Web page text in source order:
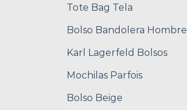
Tote Bag Tela
Bolso Bandolera Hombre
Karl Lagerfeld Bolsos
Mochilas Parfois
Bolso Beige